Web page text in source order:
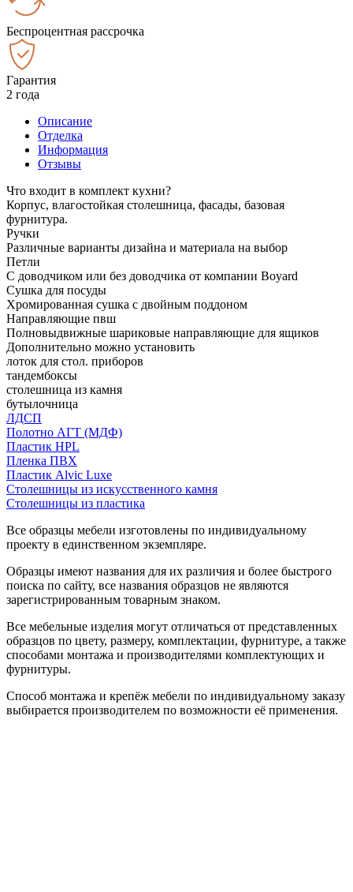
Беспроцентная рассрочка
Гарантия
2 года
Описание
Отделка
Информация
Отзывы
Что входит в комплект кухни?
Корпус, влагостойкая столешница, фасады, базовая
фурнитура.
Ручки
Различные варианты дизайна и материала на выбор
Петли
С доводчиком или без доводчика от компании Boyard
Сушка для посуды
Хромированная сушка с двойным поддоном
Направляющие пвш
Полновыдвижные шариковые направляющие для ящиков
Дополнительно можно установить
лоток для стол. приборов
тандембоксы
столешница из камня
бутылочница
ЛДСП
Полотно АГТ (МДФ)
Пластик HPL
Пленка ПВХ
Пластик Alvic Luxe
Столешницы из искусственного камня
Столешницы из пластика
Все образцы мебели изготовлены по индивидуальному
проекту в единственном экземпляре.
Образцы имеют названия для их различия и более быстрого
поиска по сайту, все названия образцов не являются
зарегистрированным товарным знаком.
Все мебельные изделия могут отличаться от представленных
образцов по цвету, размеру, комплектации, фурнитуре, а также
способами монтажа и производителями комплектующих и
фурнитуры.
Способ монтажа и крепёж мебели по индивидуальному заказу
выбирается производителем по возможности её применения.